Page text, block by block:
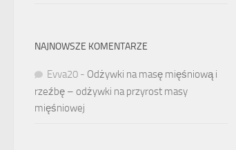
NAJNOWSZE KOMENTARZE
Evva20 - Odżywki na masę mięśniową i
rzeźbę – odżywki na przyrost masy
mięśniowej